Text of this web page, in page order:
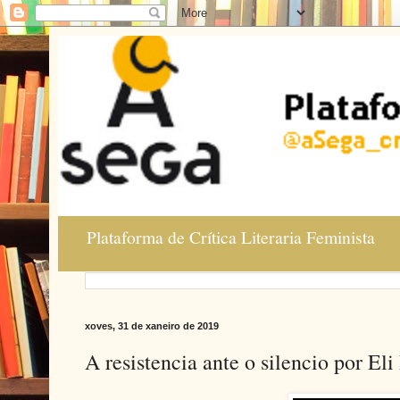
Plataforma de Crítica Literaria Feminista
xoves, 31 de xaneiro de 2019
A resistencia ante o silencio por Eli